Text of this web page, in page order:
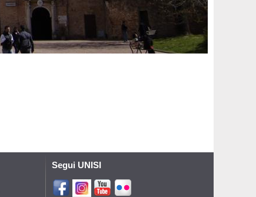
Segui UNISI